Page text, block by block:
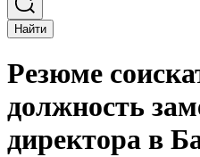
Найти
Резюме
должность
директора в